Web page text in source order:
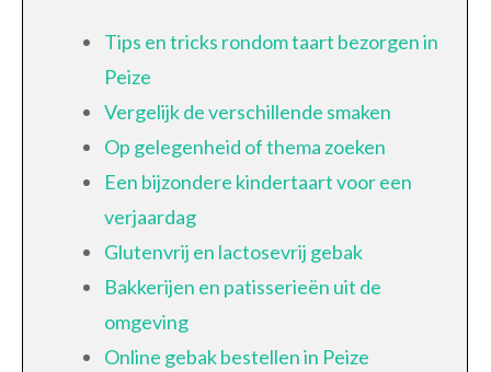
Tips en tricks rondom taart bezorgen in
Peize
Vergelijk de verschillende smaken
Op gelegenheid of thema zoeken
Een bijzondere kindertaart voor een
verjaardag
Glutenvrij en lactosevrij gebak
Bakkerijen en patisserieën uit de
omgeving
Online gebak bestellen in Peize